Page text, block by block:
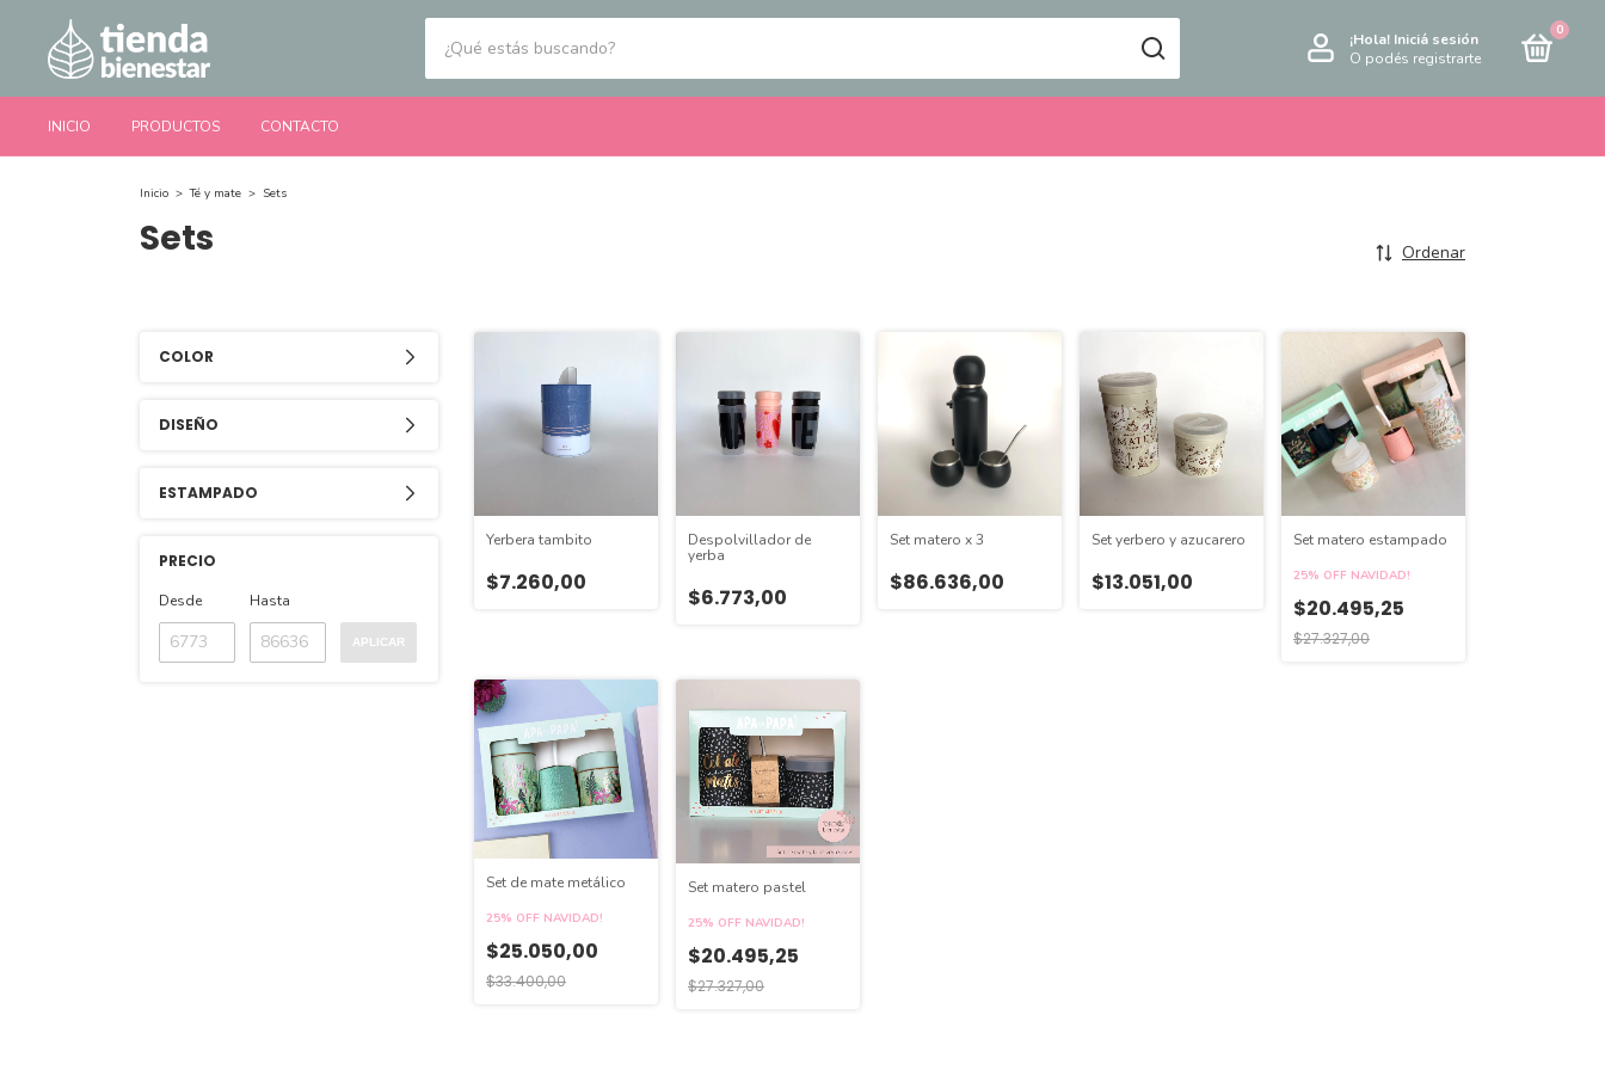
¡Hola! Iniciá sesión
O podés registrarte
0
INICIO PRODUCTOS CONTACTO
Inicio > Té y mate > Sets
Sets Ordenar
COLOR
DISEÑO
ESTAMPADO
PRECIO
Desde Hasta
APLICAR
Yerbera tambito
$7.260,00
Despolvillador de
yerba
$6.773,00
Set matero x 3
$86.636,00
Set yerbero y azucarero
$13.051,00
Set matero estampado
25% OFF NAVIDAD!
$20.495,25
$27.327,00
Set de mate metálico
25% OFF NAVIDAD!
$25.050,00
$33.400,00
Set matero pastel
25% OFF NAVIDAD!
$20.495,25
$27.327,00